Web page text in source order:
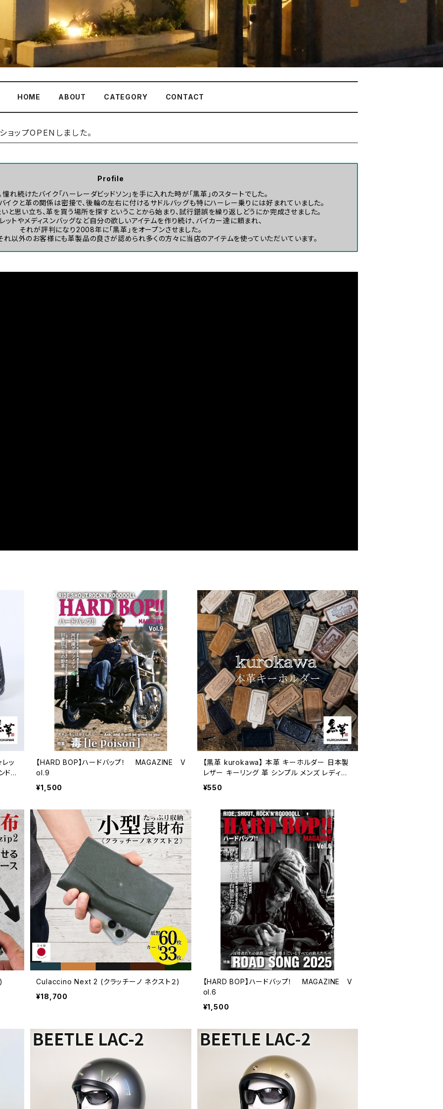
HOME ABOUT CATEGORY CONTACT
ップOPENしました。
Profile
れ続けたバイク「ハーレーダビッドソン」を手に入れた時が「黒革」のスタートでした。
イクと革の関係は密接で、後輪の左右に付けるサドルバッグも特にハーレー乗りには好まれていました。
と思い立ち、革を買う場所を探すということから始まり、試行錯誤を繰り返しどうにか完成させました。
ットやメディスンバッグなど自分の欲しいアイテムを作り続け、バイカー達に頼まれ、
それが評判になり2008年に「黒革」をオープンさせました。
れ以外のお客様にも革製品の良さが認められ多くの方々に当店のアイテムを使っていただいています。
ッ
ドメ
【HARD BOP】ハードバップ！ MAGAZINE V
ol.9
¥1,500
【黒革 kurokawa】 本革 キーホルダー 日本製
レザー キーリング 革 シンプル メンズ レディー
ス ブランド プレゼント [生成り/キャメル/ブラウ
¥550
Culaccino Next 2 (クラッチーノ ネクスト２)
¥18,700
【HARD BOP】ハードバップ！ MAGAZINE V
ol.6
¥1,500